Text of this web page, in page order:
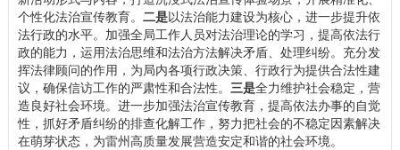
个性化法治宣传教育。 二是以法治能力建设为核心，进一步提升依
法行政的水平。加强全局工作人员对法治理论的学习，提高依法行
政的能力，运用法治思维和法治方法解决矛盾、处理纠纷。充分发
挥法律顾问的作用，为局内各项行政决策、行政行为提供合法性建
议，确保信访工作的严肃性和合法性。 三是全力维护社会稳定，营
造良好社会环境。进一步加强法治宣传教育，提高依法办事的自觉
性，抓好矛盾纠纷的排查化解工作，努力把社会的不稳定因素解决
在萌芽状态，为雷州高质量发展营造安定和谐的社会环境。